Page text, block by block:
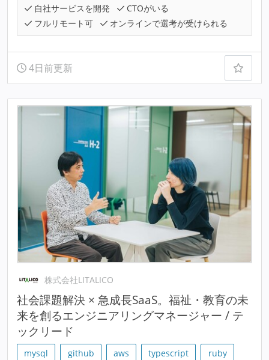
自社サービスを開発
CTOがいる
フルリモート可
オンラインで選考が受けられる
4日前更新
株式会社LITALICO
社会課題解決 × 急成長SaaS。福祉・教育の未
来を創るエンジニアリングマネージャー / テ
ックリード
mysql github aws typescript
ruby